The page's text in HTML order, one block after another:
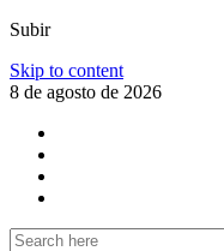
Subir
Skip to content
8 de agosto de 2026